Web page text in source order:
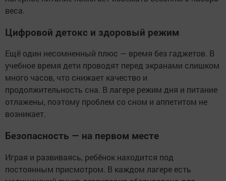
веса.
Цифровой детокс и здоровый режим
Ещё один несомненный плюс — время без гаджетов. В
учебное время дети проводят перед экранами слишком
много часов, что снижает качество и
продолжительность сна. В лагере режим дня и питание
отлажены, поэтому проблем со сном и аппетитом не
возникает.
Безопасность — на первом месте
Играя и развиваясь, ребёнок находится под
постоянным присмотром. В каждом лагере есть